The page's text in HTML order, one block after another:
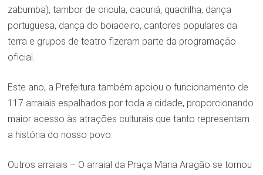
zabumba), tambor de crioula, cacuriá, quadrilha, dança
portuguesa, dança do boiadeiro, cantores populares da
terra e grupos de teatro fizeram parte da programação
oficial.
Este ano, a Prefeitura também apoiou o funcionamento de
117 arraiais espalhados por toda a cidade, proporcionando
maior acesso às atrações culturais que tanto representam
a história do nosso povo.
Outros arraiais – O arraial da Praça Maria Aragão se tornou